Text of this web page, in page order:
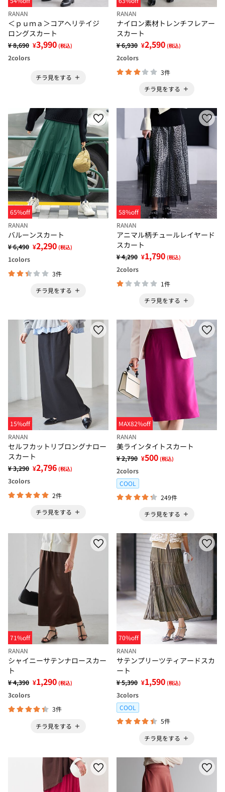
RANAN
＜ｐｕｍａ＞コアヘリテイジ
ロングスカート
¥ 8,690 ¥3,990 (税込)
2colors
チラ見をする
RANAN
ナイロン素材トレンチフレアー
スカート
¥ 6,930 ¥2,590 (税込)
2colors
3件
チラ見をする
65%off
RANAN
バルーンスカート
¥ 6,490 ¥2,290 (税込)
1colors
3件
チラ見をする
58%off
RANAN
アニマル柄チュールレイヤード
スカート
¥ 4,290 ¥1,790 (税込)
2colors
1件
チラ見をする
15%off
RANAN
セルフカットリブロングナロー
スカート
¥ 3,290 ¥2,796 (税込)
3colors
2件
チラ見をする
MAX82%off
RANAN
美ラインタイトスカート
¥ 2,790 ¥500 (税込)
2colors
COOL
249件
チラ見をする
71%off
RANAN
シャイニーサテンナロースカー
ト
¥ 4,390 ¥1,290 (税込)
3colors
3件
チラ見をする
70%off
RANAN
サテンプリーツティアードスカ
ート
¥ 5,390 ¥1,590 (税込)
3colors
COOL
5件
チラ見をする